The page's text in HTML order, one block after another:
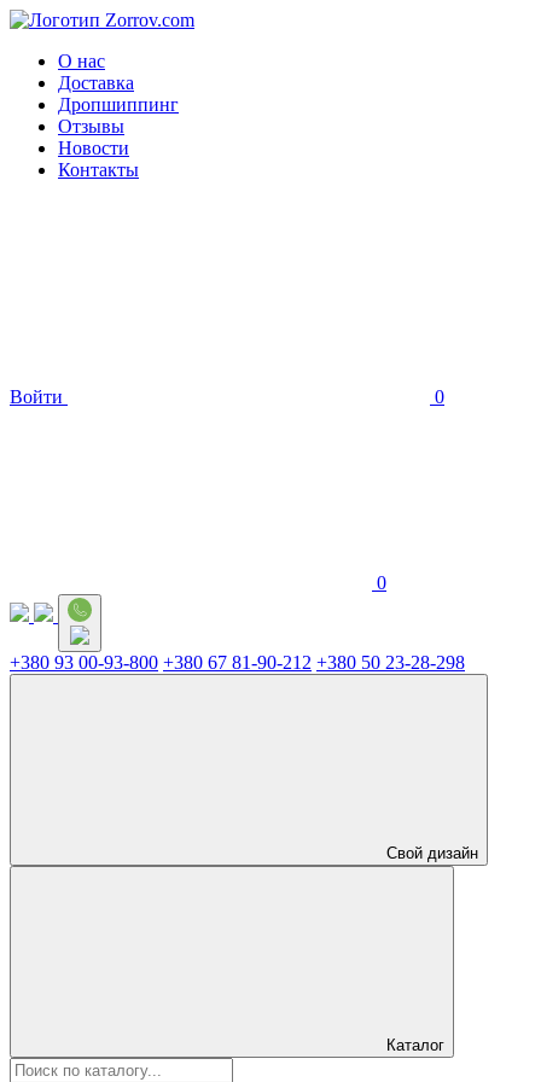
О нас
Доставка
Дропшиппинг
Отзывы
Новости
Контакты
Войти 0
0
+380 93 00-93-800 +380 67 81-90-212 +380 50 23-28-298
Свой дизайн
Каталог